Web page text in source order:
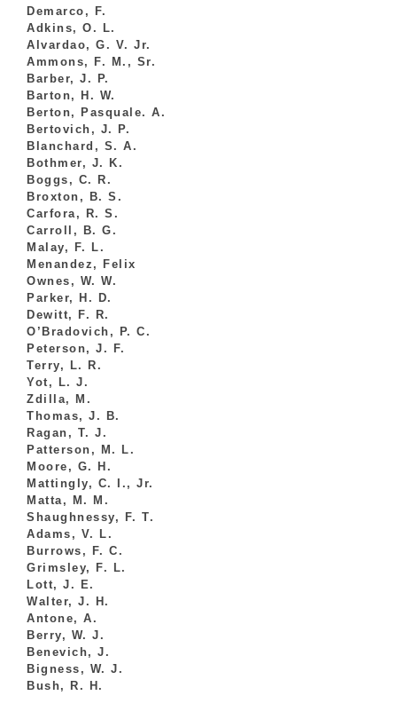
Demarco, F.
Adkins, O. L.
Alvardao, G. V. Jr.
Ammons, F. M., Sr.
Barber, J. P.
Barton, H. W.
Berton, Pasquale. A.
Bertovich, J. P.
Blanchard, S. A.
Bothmer, J. K.
Boggs, C. R.
Broxton, B. S.
Carfora, R. S.
Carroll, B. G.
Malay, F. L.
Menandez, Felix
Ownes, W. W.
Parker, H. D.
Dewitt, F. R.
O’Bradovich, P. C.
Peterson, J. F.
Terry, L. R.
Yot, L. J.
Zdilla, M.
Thomas, J. B.
Ragan, T. J.
Patterson, M. L.
Moore, G. H.
Mattingly, C. I., Jr.
Matta, M. M.
Shaughnessy, F. T.
Adams, V. L.
Burrows, F. C.
Grimsley, F. L.
Lott, J. E.
Walter, J. H.
Antone, A.
Berry, W. J.
Benevich, J.
Bigness, W. J.
Bush, R. H.